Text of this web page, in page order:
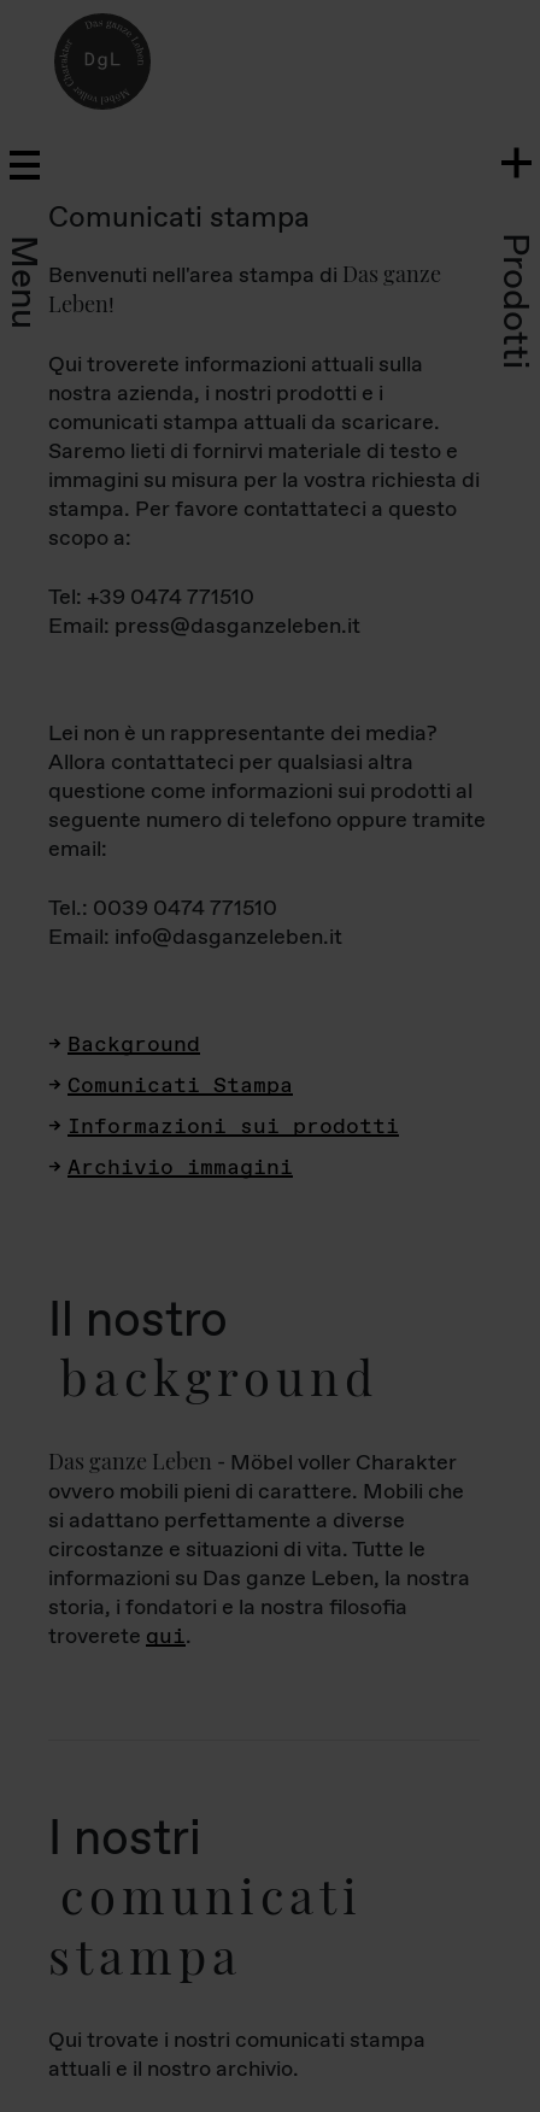
Menu Prodotti
Comunicati stampa
Benvenuti nell'area stampa di Das ganze
Leben!
Qui troverete informazioni attuali sulla
nostra azienda, i nostri prodotti e i
comunicati stampa attuali da scaricare.
Saremo lieti di fornirvi materiale di testo e
immagini su misura per la vostra richiesta di
stampa. Per favore contattateci a questo
scopo a:
Tel: +39 0474 771510
Email: press@dasganzeleben.it
Lei non è un rappresentante dei media?
Allora contattateci per qualsiasi altra
questione come informazioni sui prodotti al
seguente numero di telefono oppure tramite
email:
Tel.: 0039 0474 771510
Email: info@dasganzeleben.it
Background
Comunicati Stampa
Informazioni sui prodotti
Archivio immagini
Il nostro
background
Das ganze Leben - Möbel voller Charakter
ovvero mobili pieni di carattere. Mobili che
si adattano perfettamente a diverse
circostanze e situazioni di vita. Tutte le
informazioni su Das ganze Leben, la nostra
storia, i fondatori e la nostra filosofia
troverete qui.
I nostri
comunicati
stampa
Qui trovate i nostri comunicati stampa
attuali e il nostro archivio.